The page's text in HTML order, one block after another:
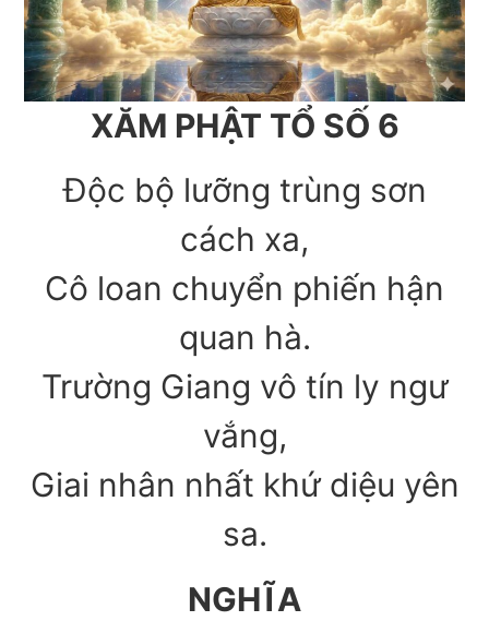
XĂM PHẬT TỔ SỐ 6
Độc bộ lưỡng trùng sơn
cách xa,
Cô loan chuyển phiến hận
quan hà.
Trường Giang vô tín ly ngư
vắng,
Giai nhân nhất khứ diệu yên
sa.
NGHĨA